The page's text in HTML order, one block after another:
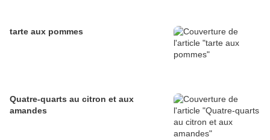
tarte aux pommes
Quatre-quarts au citron et aux
amandes